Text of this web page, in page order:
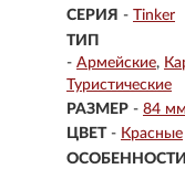
СЕРИЯ - Tinker
ТИП
- Армейские
Туристические
РАЗМЕР - 84 мм
ЦВЕТ - Красные
ОСОБЕННОСТИ